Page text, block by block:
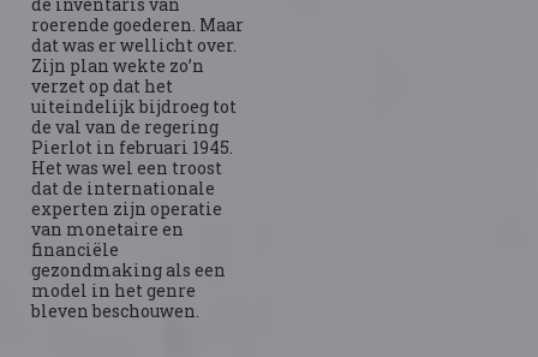
roerende goederen. Maar
dat was er wellicht over.
Zijn plan wekte zo’n
verzet op dat het
uiteindelijk bijdroeg tot
de val van de regering
Pierlot in februari 1945.
Het was wel een troost
dat de internationale
experten zijn operatie
van monetaire en
financiële
gezondmaking als een
model in het genre
bleven beschouwen.